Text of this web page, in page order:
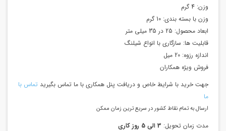
وزن: 4 گرم
وزن با بسته بندی: 10 گرم
ابعاد محصول: 25 در 35 میلی متر
قابلیت ها: سازگاری با انواع شیلنگ‌
اندازه رزوه: 20 میل
فروش ویژه همکاران
جهت خرید با شرایط خاص و دریافت پنل همکاری با ما تماس بگیرید تماس با
ما
ارسال به تمام نقاط کشور در سریع ترین زمان ممکن
مدت زمان تحویل: 3 الی 5 روز کاری